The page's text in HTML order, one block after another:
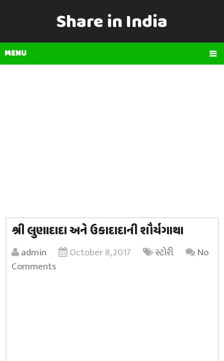
Share in India
MENU
શ્રી લુણાદાદા અને ઉકાદાદાની શૌર્યગાથા
admin October 8, 2017 સ્ટોરી
No
Comments